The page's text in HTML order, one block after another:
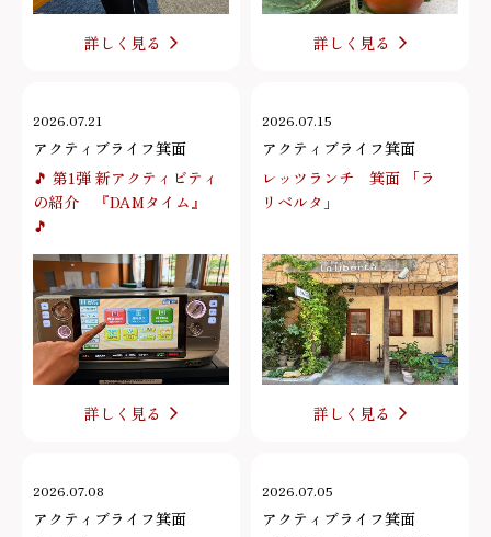
詳しく見る 詳しく見る
2026.07.21
アクティブライフ箕面
🎵 第1弾 新アクティビティ
の紹介 『DAMタイム』
🎵
詳しく見る
2026.07.15
アクティブライフ箕面
レッツランチ 箕面 「ラ
リベルタ」
詳しく見る
2026.07.08
アクティブライフ箕面
2026.07.05
アクティブライフ箕面